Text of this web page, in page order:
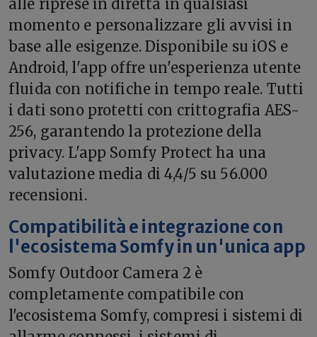
alle riprese in diretta in qualsiasi
momento e personalizzare gli avvisi in
base alle esigenze. Disponibile su iOS e
Android, l'app offre un'esperienza utente
fluida con notifiche in tempo reale. Tutti
i dati sono protetti con crittografia AES-
256, garantendo la protezione della
privacy. L'app Somfy Protect ha una
valutazione media di 4,4/5 su 56.000
recensioni.
Compatibilità e integrazione con
l'ecosistema Somfy in un'unica app
Somfy Outdoor Camera 2 è
completamente compatibile con
l'ecosistema Somfy, compresi i sistemi di